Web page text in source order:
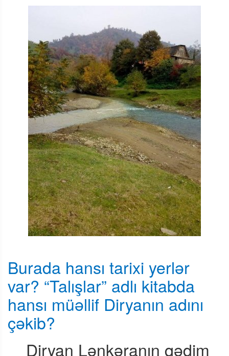
Burada hansı tarixi yerlər
var? “Talışlar” adlı kitabda
hansı müəllif Diryanın adını
çəkib?
Diryan Lənkəranın qədim